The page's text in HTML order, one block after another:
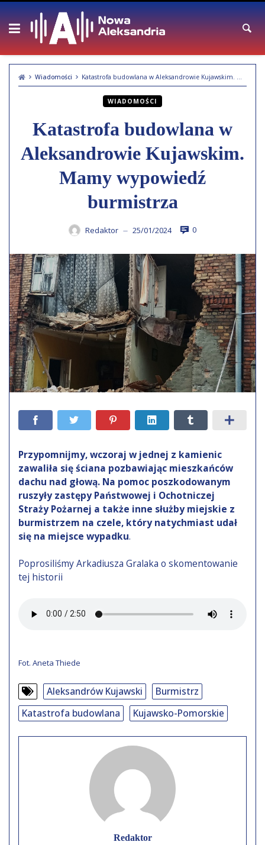
Skip
content
Wiadomości Katastrofa budowlana w Aleksandrowie Kujawskim. Mamy wypowiedź burmistrza
WIADOMOŚCI
Katastrofa budowlana w
Aleksandrowie Kujawskim.
Mamy wypowiedź
burmistrza
Redaktor — 25/01/2024 0
Przypomnijmy, wczoraj w jednej z kamienic
zawaliła się ściana pozbawiając mieszkańców
dachu nad głową. Na pomoc poszkodowanym
ruszyły zastępy Państwowej i Ochotniczej
Straży Pożarnej a także inne służby miejskie z
burmistrzem na czele, który natychmiast udał
się na miejsce wypadku.
Poprosiliśmy Arkadiusza Gralaka o skomentowanie
tej historii
Fot. Aneta Thiede
Aleksandrów Kujawski
Burmistrz
Katastrofa budowlana
Kujawsko-Pomorskie
Redaktor